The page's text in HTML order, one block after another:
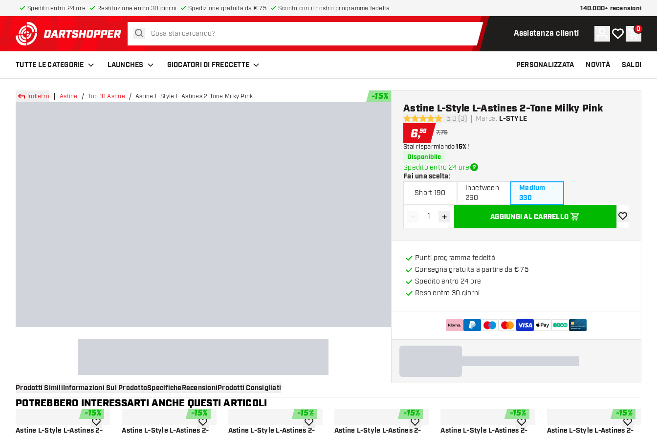
Spedito entro 24 ore Restituzione entro 30 giorni Spedizione gratuita da € 75 Sconto con il nostro programma fedeltà 140.000+ recensioni
torna alla home page
cerca Assistenza clienti Account
La mia lista
0
TUTTE LE CATEGORIE LAUNCHES GIOCATORI DI FRECCETTE PERSONALIZZATA NOVITÀ SALDI
Indietro Astine Top 10 Astine Astine L-Style L-Astines 2-Tone Milky Pink -15%
5 stelle di valutazione
5.0 (3) Marca: L-STYLE
Astine L-Style L-Astines 2-Tone Milky Pink
6,59 7,75
Stai risparmiando15%!
Disponibile
Spedito entro 24 ore
Fai una scelta:
Short 190
Inbetween
260
Medium
330
Diminuisci quantità
- Aumenta quantità
+ AGGIUNGI AL CARRELLO
aggiungi
Punti programma fedeltà
Consegna gratuita a partire da € 75
Spedito entro 24 ore
Reso entro 30 giorni
Prodotti SimiliInformazioni Sul ProdottoSpecificheRecensioniProdotti Consigliati
POTREBBERO INTERESSARTI ANCHE QUESTI ARTICOLI
-15%
Astine L-Style L-Astines 2-aggiungi alla lista dei desideri
-15%
Astine L-Style L-Astines 2-aggiungi alla lista dei desideri
-15%
Astine L-Style L-Astines 2-aggiungi alla lista dei desideri
-15%
Astine L-Style L-Astines 2-aggiungi alla lista dei desideri
-15%
Astine L-Style L-Astines 2-aggiungi alla lista dei desideri
-15%
Astine L-Style L-Astines 2-aggiungi